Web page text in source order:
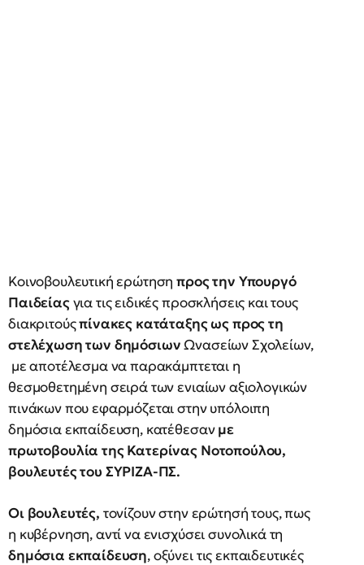
Κοινοβουλευτική ερώτησηπρος την Υπουργό
Παιδείαςγια τις ειδικές προσκλήσεις και τους
διακριτούςπίνακες κατάταξης ως προς τη
στελέχωση των δημόσιωνΩνασείων Σχολείων,
με αποτέλεσμα να παρακάμπτεται η
θεσμοθετημένη σειρά των ενιαίων αξιολογικών
πινάκων που εφαρμόζεται στην υπόλοιπη
δημόσια εκπαίδευση, κατέθεσανμε
πρωτοβουλία της Κατερίνας Νοτοπούλου,
βουλευτές του ΣΥΡΙΖΑ-ΠΣ.
Οι βουλευτές, τονίζουν στην ερώτησή τους, πως
η κυβέρνηση, αντί να ενισχύσει συνολικά τη
δημόσια εκπαίδευση, οξύνει τις εκπαιδευτικές